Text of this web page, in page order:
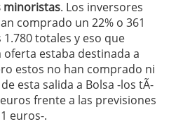
minoristas. Los inversores
comprado un 22% o 361
totales y eso que
oferta estaba destinada a
estos no han comprado ni
esta salida a Bolsa -los tÃ­
frente a las previsiones
euros-.